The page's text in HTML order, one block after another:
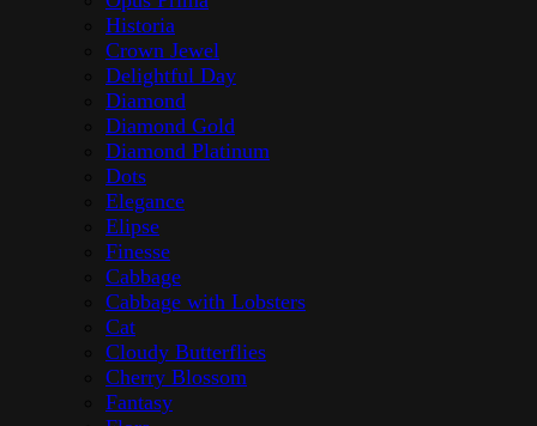
Historia
Crown Jewel
Delightful Day
Diamond
Diamond Gold
Diamond Platinum
Dots
Elegance
Elipse
Finesse
Cabbage
Cabbage with Lobsters
Cat
Cloudy Butterflies
Cherry Blossom
Fantasy